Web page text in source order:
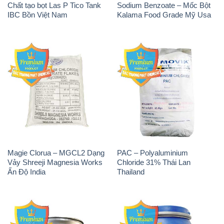
Chất tạo bọt Las P Tico Tank
IBC Bồn Việt Nam
Sodium Benzoate – Mốc Bột
Kalama Food Grade Mỹ Usa
Magie Clorua – MGCL2 Dạng
Vảy Shreeji Magnesia Works
Ấn Độ India
PAC – Polyaluminium
Chloride 31% Thái Lan
Thailand